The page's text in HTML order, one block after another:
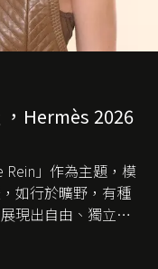
Hermès 2026
Rein」作為主題，模
如行於曠野，有種
現出自由、獨立與